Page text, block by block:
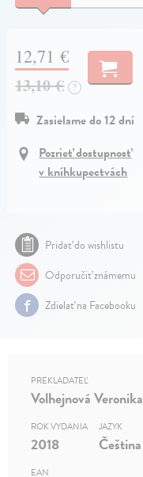
12,71 €
13,10 € ?
Zasielame do 12 dní
Pozrieť dostupnosť
v kníhkupectvách
Pridať do wishlistu
Odporučiť známemu
Zdielať na Facebooku
PREKLADATEĽ
Volhejnová Veronika
ROK VYDANIA
2018
JAZYK
Čeština
EAN